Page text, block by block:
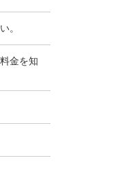
。
金を知